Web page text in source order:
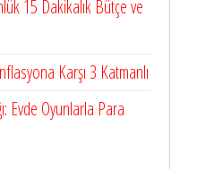
15 Dakikalık Bütçe ve
Karşı 3 Katmanlı
Evde Oyunlarla Para